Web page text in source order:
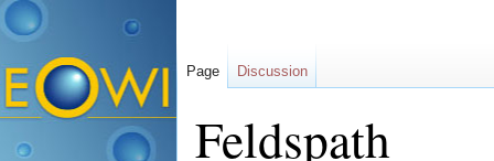
Feldspath
Page Discussion